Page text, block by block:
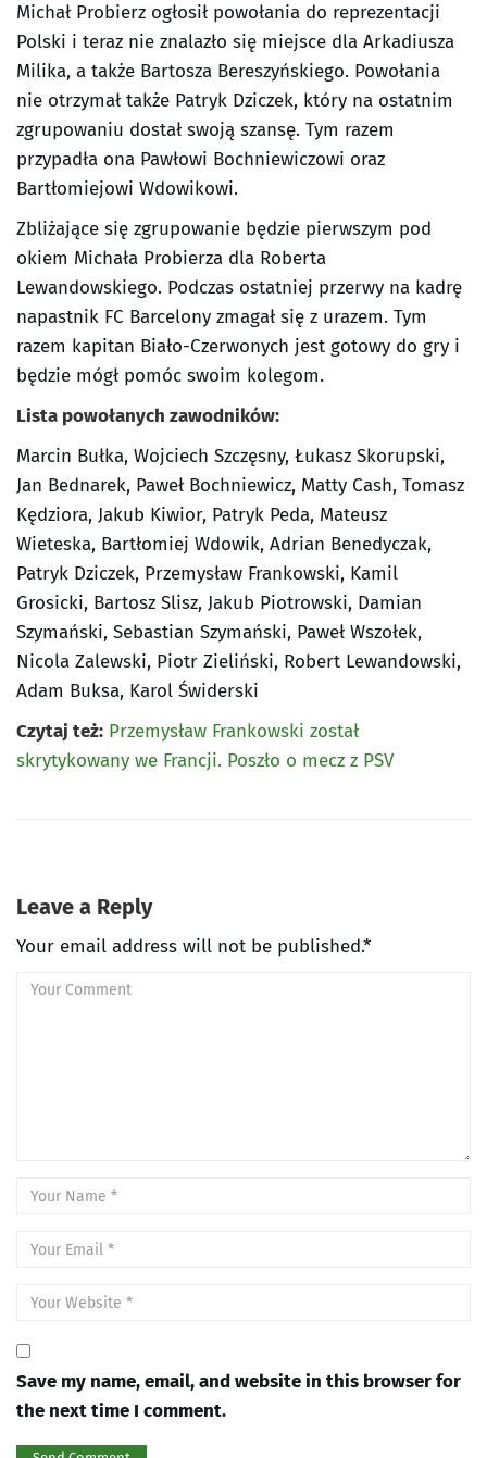
Michał Probierz ogłosił powołania do reprezentacji
Polski i teraz nie znalazło się miejsce dla Arkadiusza
Milika, a także Bartosza Bereszyńskiego. Powołania
nie otrzymał także Patryk Dziczek, który na ostatnim
zgrupowaniu dostał swoją szansę. Tym razem
przypadła ona Pawłowi Bochniewiczowi oraz
Bartłomiejowi Wdowikowi.
Zbliżające się zgrupowanie będzie pierwszym pod
okiem Michała Probierza dla Roberta
Lewandowskiego. Podczas ostatniej przerwy na kadrę
napastnik FC Barcelony zmagał się z urazem. Tym
razem kapitan Biało-Czerwonych jest gotowy do gry i
będzie mógł pomóc swoim kolegom.
Lista powołanych zawodników:
Marcin Bułka, Wojciech Szczęsny, Łukasz Skorupski,
Jan Bednarek, Paweł Bochniewicz, Matty Cash, Tomasz
Kędziora, Jakub Kiwior, Patryk Peda, Mateusz
Wieteska, Bartłomiej Wdowik, Adrian Benedyczak,
Patryk Dziczek, Przemysław Frankowski, Kamil
Grosicki, Bartosz Slisz, Jakub Piotrowski, Damian
Szymański, Sebastian Szymański, Paweł Wszołek,
Nicola Zalewski, Piotr Zieliński, Robert Lewandowski,
Adam Buksa, Karol Świderski
Czytaj też: Przemysław Frankowski został
skrytykowany we Francji. Poszło o mecz z PSV
Leave a Reply
Your email address will not be published.*
Save my name, email, and website in this browser for
the next time I comment.